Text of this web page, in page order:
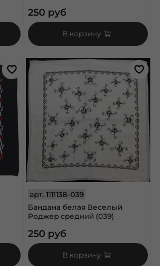
250 руб
В корзину
арт.1111138-039
Бандана белая Веселый
Роджер средний (039)
250 руб
В корзину